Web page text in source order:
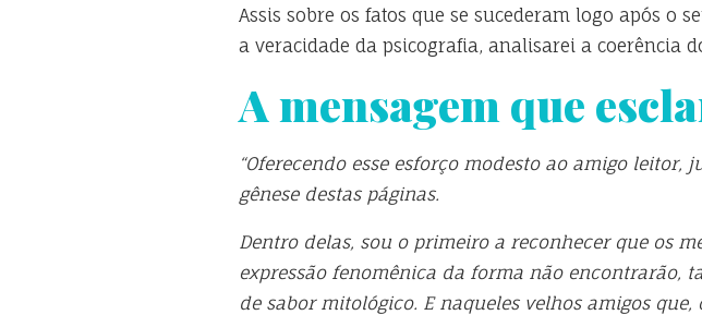
Assis sobre os fatos que se sucederam logo após o
a veracidade da psicografia, analisarei a coerência
A mensagem que
“Oferecendo esse esforço modesto ao amigo
gênese destas páginas.
Dentro delas, sou o primeiro a reconhecer que os
expressão fenomênica da forma não encontrarão,
de sabor mitológico. E naqueles velhos amigos